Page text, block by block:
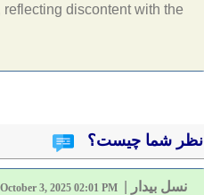
discontent with the
نظر شما چیست؟
نسل بیدار October 3, 2025 02:01 PM